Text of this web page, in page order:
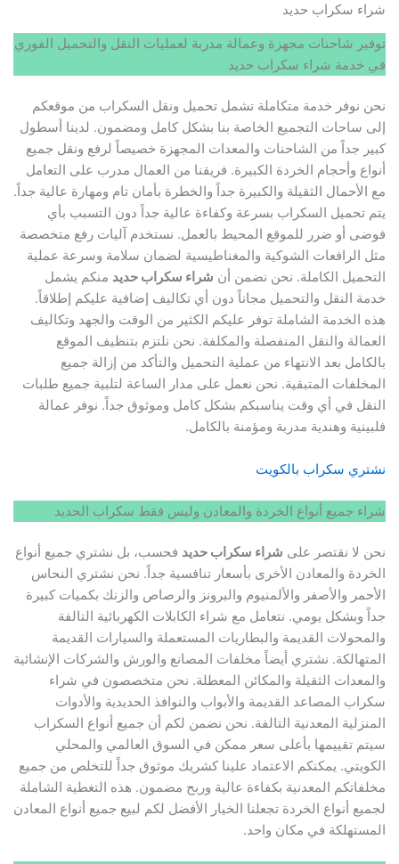
شراء سكراب حديد
توفير شاحنات مجهزة وعمالة مدربة لعمليات النقل والتحميل الفوري
في خدمة شراء سكراب حديد
نحن نوفر خدمة متكاملة تشمل تحميل ونقل السكراب من موقعكم
إلى ساحات التجميع الخاصة بنا بشكل كامل ومضمون. لدينا أسطول
كبير جداً من الشاحنات والمعدات المجهزة خصيصاً لرفع ونقل جميع
أنواع وأحجام الخردة الكبيرة. فريقنا من العمال مدرب على التعامل
مع الأحمال الثقيلة والكبيرة جداً والخطرة بأمان تام ومهارة عالية جداً.
يتم تحميل السكراب بسرعة وكفاءة عالية جداً دون التسبب بأي
فوضى أو ضرر للموقع المحيط بالعمل. نستخدم آليات رفع متخصصة
مثل الرافعات الشوكية والمغناطيسية لضمان سلامة وسرعة عملية
التحميل الكاملة. نحن نضمن أن شراء سكراب حديدمنكم يشمل
خدمة النقل والتحميل مجاناً دون أي تكاليف إضافية عليكم إطلاقاً.
هذه الخدمة الشاملة توفر عليكم الكثير من الوقت والجهد وتكاليف
العمالة والنقل المنفصلة والمكلفة. نحن نلتزم بتنظيف الموقع
بالكامل بعد الانتهاء من عملية التحميل والتأكد من إزالة جميع
المخلفات المتبقية. نحن نعمل على مدار الساعة لتلبية جميع طلبات
النقل في أي وقت يناسبكم بشكل كامل وموثوق جداً. نوفر عمالة
فلبينية وهندية مدربة ومؤمنة بالكامل.
نشتري سكراب بالكويت
شراء جميع أنواع الخردة والمعادن وليس فقط سكراب الحديد
نحن لا نقتصر على شراء سكراب حديدفحسب، بل نشتري جميع أنواع
الخردة والمعادن الأخرى بأسعار تنافسية جداً. نحن نشتري النحاس
الأحمر والأصفر والألمنيوم والبرونز والرصاص والزنك بكميات كبيرة
جداً وبشكل يومي. نتعامل مع شراء الكابلات الكهربائية التالفة
والمحولات القديمة والبطاريات المستعملة والسيارات القديمة
المتهالكة. نشتري أيضاً مخلفات المصانع والورش والشركات الإنشائية
والمعدات الثقيلة والمكائن المعطلة. نحن متخصصون في شراء
سكراب المصاعد القديمة والأبواب والنوافذ الحديدية والأدوات
المنزلية المعدنية التالفة. نحن نضمن لكم أن جميع أنواع السكراب
سيتم تقييمها بأعلى سعر ممكن في السوق العالمي والمحلي
الكويتي. يمكنكم الاعتماد علينا كشريك موثوق جداً للتخلص من جميع
مخلفاتكم المعدنية بكفاءة عالية وربح مضمون. هذه التغطية الشاملة
لجميع أنواع الخردة تجعلنا الخيار الأفضل لكم لبيع جميع أنواع المعادن
المستهلكة في مكان واحد.